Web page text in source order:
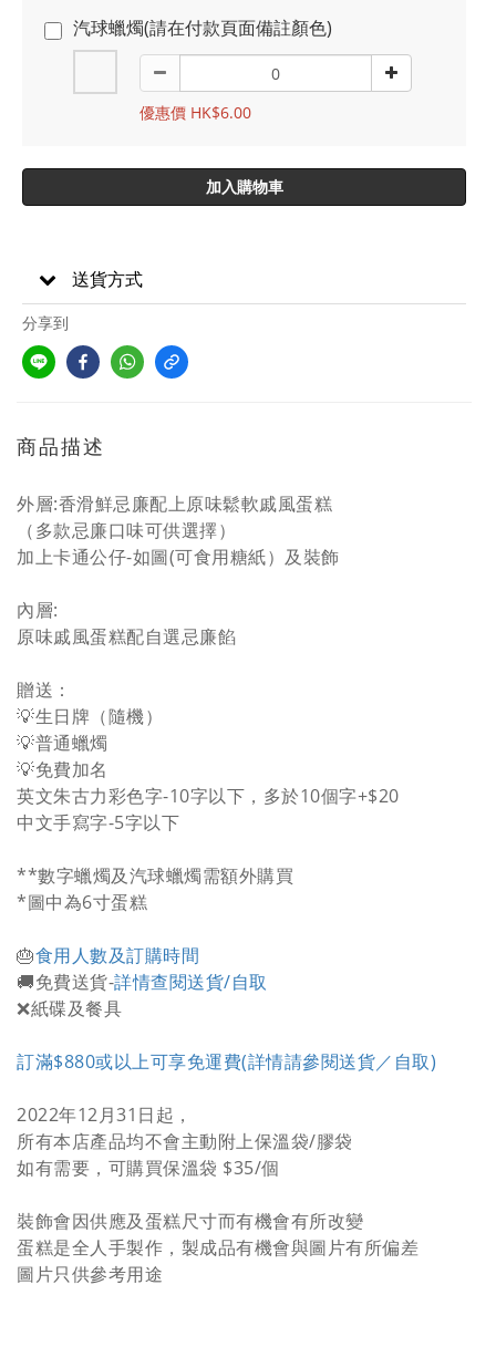
汽球蠟燭(請在付款頁面備註顏色)
優惠價 HK$6.00
加入購物車
送貨方式
分享到
商品描述
外層:香滑鮮忌廉配上原味鬆軟戚風蛋糕
（多款忌廉口味可供選擇）
加上卡通公仔-如圖(可食用糖紙）及裝飾
內層:
原味戚風蛋糕配自選忌廉餡
贈送：
💡生日牌（隨機）
💡普通蠟燭
💡免費加名
英文朱古力彩色字-10字以下，多於10個字+$20
中文手寫字-5字以下
**數字蠟燭及汽球蠟燭需額外購買
*圖中為6寸蛋糕
🎂食用人數及訂購時間
🚚免費送貨-詳情查閱送貨/自取
❌紙碟及餐具
訂滿$880或以上可享免運費(詳情請參閱送貨／自取)
2022年12月31日起，
所有本店產品均不會主動附上保溫袋/膠袋
如有需要，可購買保溫袋 $35/個
裝飾會因供應及蛋糕尺寸而有機會有所改變
蛋糕是全人手製作，製成品有機會與圖片有所偏差
圖片只供參考用途